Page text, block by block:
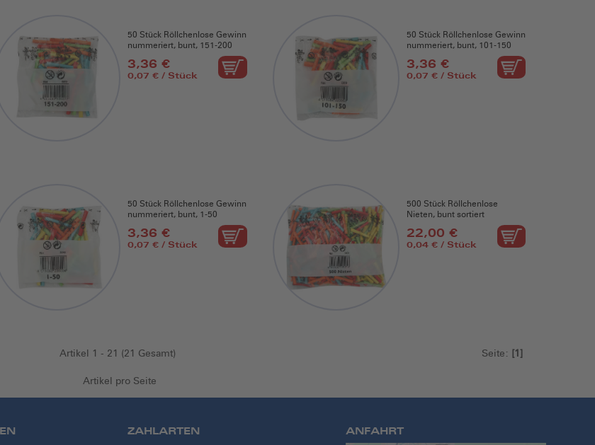
50 Stück Röllchenlose Gewinn
nummeriert, bunt, 151-200
3,36 €
0,07 € / Stück
50 Stück Röllchenlose Gewinn
nummeriert, bunt, 101-150
3,36 €
0,07 € / Stück
50 Stück Röllchenlose Gewinn
nummeriert, bunt, 1-50
3,36 €
0,07 € / Stück
500 Stück Röllchenlose
Nieten, bunt sortiert
22,00 €
0,04 € / Stück
Artikel 1 - 21 (21 Gesamt)
Artikel pro Seite
Seite: [1]
ZAHLARTEN ANFAHRT